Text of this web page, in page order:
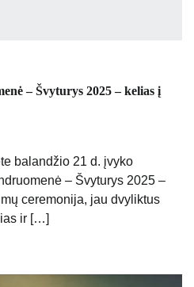
– Švyturys 2025 – kelias į
balandžio 21 d. įvyko
– Švyturys 2025 –
ceremonija, jau dvyliktus
ir […]